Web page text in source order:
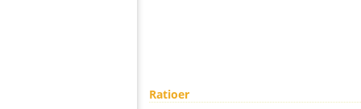
Ratioer